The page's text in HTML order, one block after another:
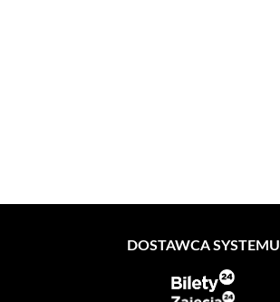
DOSTAWCA SYSTEMU